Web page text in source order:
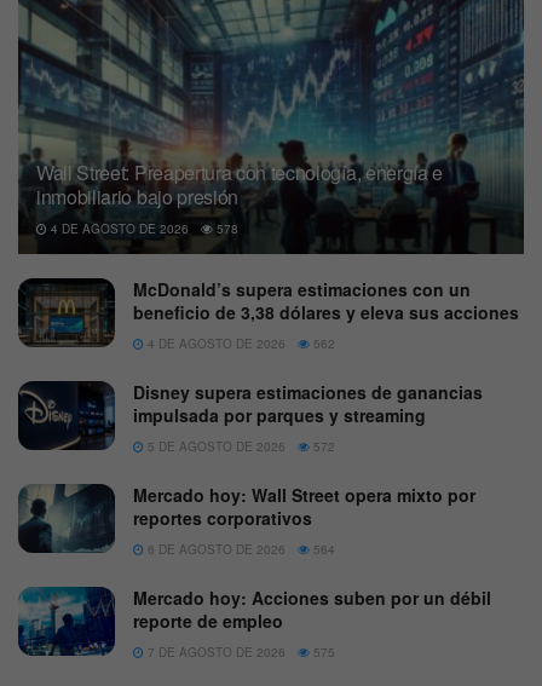
Wall Street: Preapertura con tecnología, energía e
inmobiliario bajo presión
4 DE AGOSTO DE 2026 578
McDonald’s supera estimaciones con un
beneficio de 3,38 dólares y eleva sus acciones
4 DE AGOSTO DE 2026 562
Disney supera estimaciones de ganancias
impulsada por parques y streaming
5 DE AGOSTO DE 2026 572
Mercado hoy: Wall Street opera mixto por
reportes corporativos
6 DE AGOSTO DE 2026 564
Mercado hoy: Acciones suben por un débil
reporte de empleo
7 DE AGOSTO DE 2026 575